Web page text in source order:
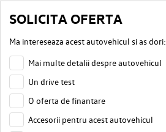
SOLICITA OFERTA
Ma intereseaza acest autovehicul si as dori:
Mai multe detalii despre autovehicul
Un drive test
O oferta de finantare
Accesorii pentru acest autovehicul